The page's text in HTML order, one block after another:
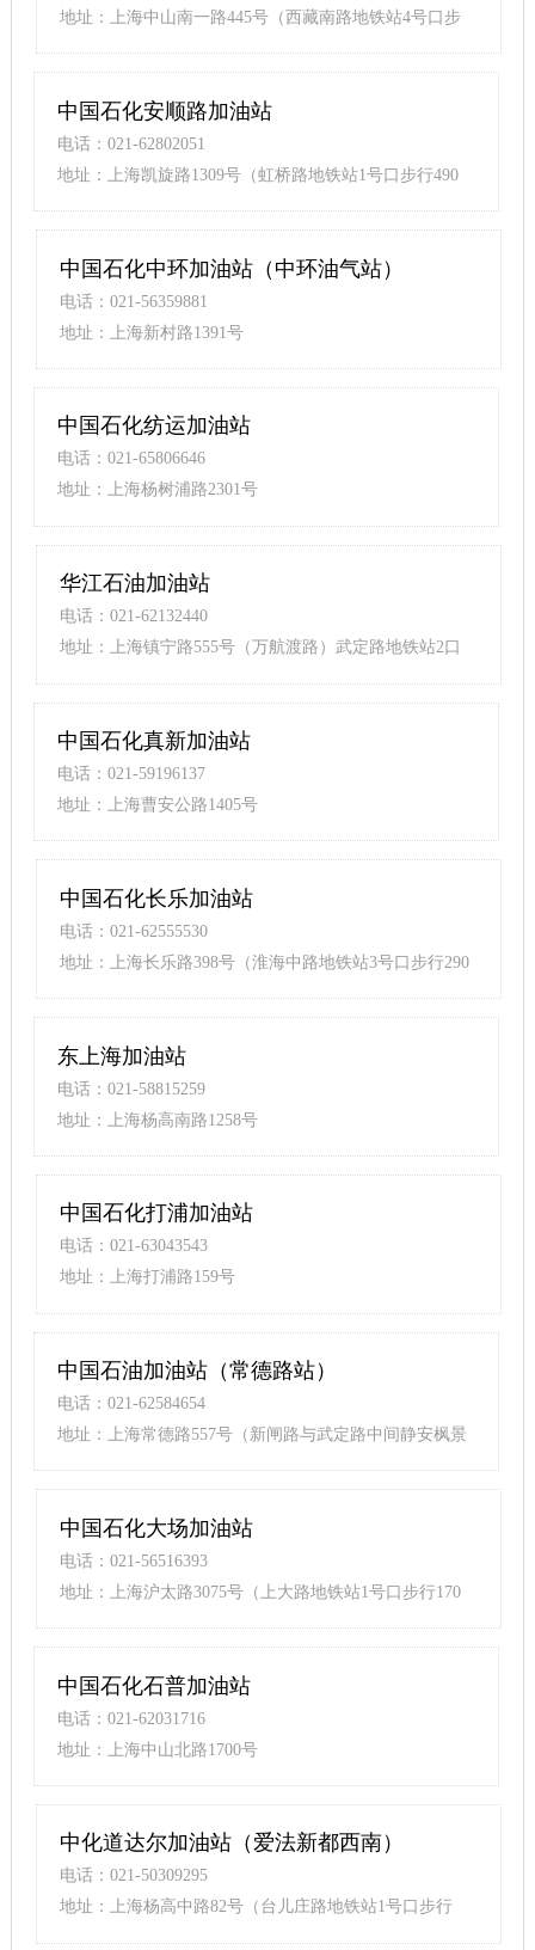
地址：上海中山南一路445号（西藏南路地铁站4号口步
中国石化安顺路加油站
电话：021-62802051
地址：上海凯旋路1309号（虹桥路地铁站1号口步行490
中国石化中环加油站（中环油气站）
电话：021-56359881
地址：上海新村路1391号
中国石化纺运加油站
电话：021-65806646
地址：上海杨树浦路2301号
华江石油加油站
电话：021-62132440
地址：上海镇宁路555号（万航渡路）武定路地铁站2口
中国石化真新加油站
电话：021-59196137
地址：上海曹安公路1405号
中国石化长乐加油站
电话：021-62555530
地址：上海长乐路398号（淮海中路地铁站3号口步行290
东上海加油站
电话：021-58815259
地址：上海杨高南路1258号
中国石化打浦加油站
电话：021-63043543
地址：上海打浦路159号
中国石油加油站（常德路站）
电话：021-62584654
地址：上海常德路557号（新闸路与武定路中间静安枫景
中国石化大场加油站
电话：021-56516393
地址：上海沪太路3075号（上大路地铁站1号口步行170
中国石化石普加油站
电话：021-62031716
地址：上海中山北路1700号
中化道达尔加油站（爱法新都西南）
电话：021-50309295
地址：上海杨高中路82号（台儿庄路地铁站1号口步行